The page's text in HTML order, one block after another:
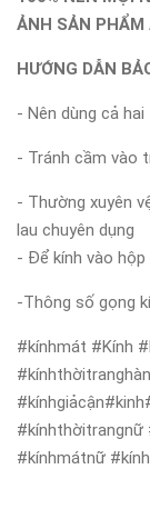
ẢNH SẢN PHẨM
HƯỚNG DẪN
- Nên dùng cả
- Tránh cầm vào
- Thường xuyên
lau chuyên dụng
- Để kính vào hộp
-Thông số gọng
#kínhmát #Kính
#kínhthờitrangnữ
#kínhmátnữ